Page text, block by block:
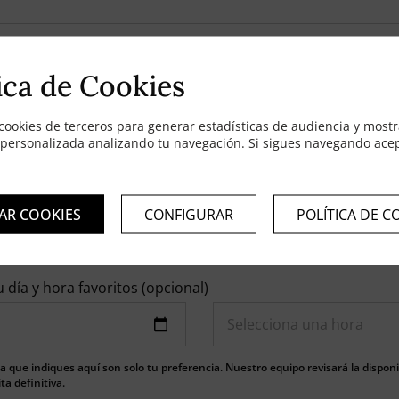
día y hora favoritos (opcional)
que indiques aquí son solo tu preferencia. Nuestro equipo revisará la
definitiva.
de Cookies
de terceros para generar estadísticas de audiencia y
analizando tu navegación. Si sigues navegando
COOKIES CONFIGURAR POLÍTICA DE